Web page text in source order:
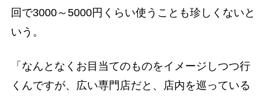
回で3000～5000円くらい使うことも珍しくないと
いう。
「なんとなくお目当てのものをイメージしつつ行
くんですが、広い専門店だと、店内を巡っている